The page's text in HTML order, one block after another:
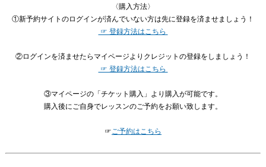
〈購入方法〉
①新予約サイトのログインが済んでいない方は先に登録を済ませましょう！
☞ 登録方法はこちら
②ログインを済ませたらマイページよりクレジットの登録をしましょう！
☞ 登録方法はこちら
③マイページの「チケット購入」より購入が可能です。
購入後にご自身でレッスンのご予約をお願い致します。
☞ご予約はこちら